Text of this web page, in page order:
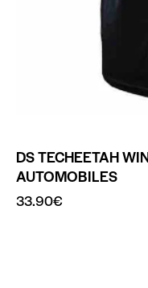
DS TECHEETAH
AUTOMOBILES
33.90€